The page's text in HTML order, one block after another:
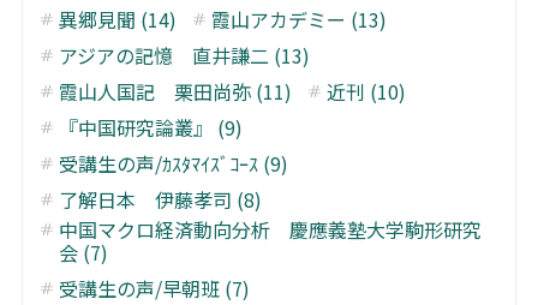
異郷見聞 (14)
霞山アカデミー (13)
アジアの記憶 直井謙二 (13)
霞山人国記 栗田尚弥 (11)
近刊 (10)
『中国研究論叢』 (9)
受講生の声/ｶｽﾀﾏｲｽﾞｺｰｽ (9)
了解日本 伊藤孝司 (8)
中国マクロ経済動向分析 慶應義塾大学駒形研究
会 (7)
受講生の声/早朝班 (7)